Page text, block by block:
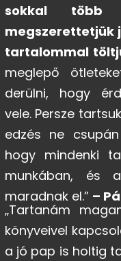
sokkal több
megszerettetjük
tartalommal
meglepő
derülni, hogy
vele. Persze
edzés ne
hogy mindenki
munkában, és
maradnak el.” –
„Tartanám
könyveivel
a jó pap is holtig